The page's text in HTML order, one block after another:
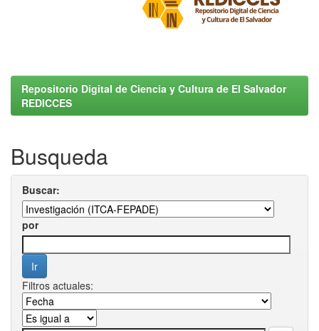
Repositorio Digital de Ciencia y Cultura de El Salvador
REDICCES
Busqueda
Buscar:
por
Filtros actuales: